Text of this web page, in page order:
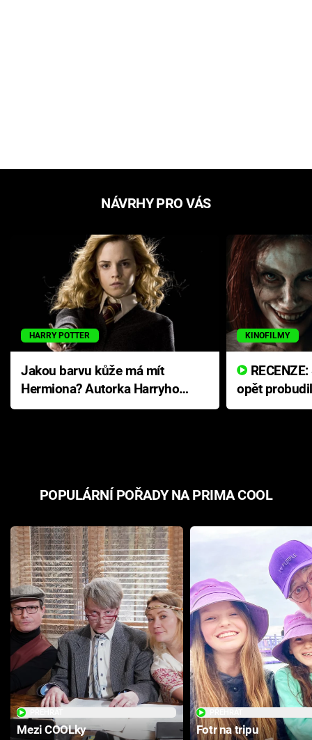
NÁVRHY PRO VÁS
HARRY POTTER
Jakou barvu kůže má mít
Hermiona? Autorka Harryho
Pottera přišla s ráznou
KINOFILMY
opět
přichází s
POPULÁRNÍ POŘADY NA PRIMA COOL
Mezi COOLky Fotr na tripu